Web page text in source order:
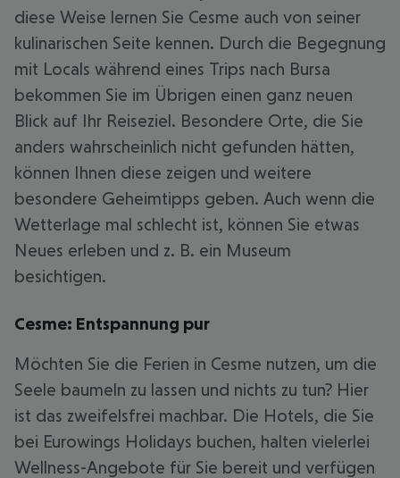
diese Weise lernen Sie Cesme auch von seiner
kulinarischen Seite kennen. Durch die Begegnung
mit Locals während eines Trips nach Bursa
bekommen Sie im Übrigen einen ganz neuen
Blick auf Ihr Reiseziel. Besondere Orte, die Sie
anders wahrscheinlich nicht gefunden hätten,
können Ihnen diese zeigen und weitere
besondere Geheimtipps geben. Auch wenn die
Wetterlage mal schlecht ist, können Sie etwas
Neues erleben und z. B. ein Museum
besichtigen.
Cesme: Entspannung pur
Möchten Sie die Ferien in Cesme nutzen, um die
Seele baumeln zu lassen und nichts zu tun? Hier
ist das zweifelsfrei machbar. Die Hotels, die Sie
bei Eurowings Holidays buchen, halten vielerlei
Wellness-Angebote für Sie bereit und verfügen